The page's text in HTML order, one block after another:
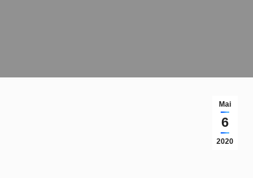
Mai
6
2020